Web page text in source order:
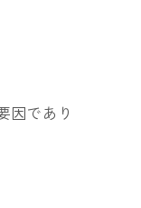
因であり